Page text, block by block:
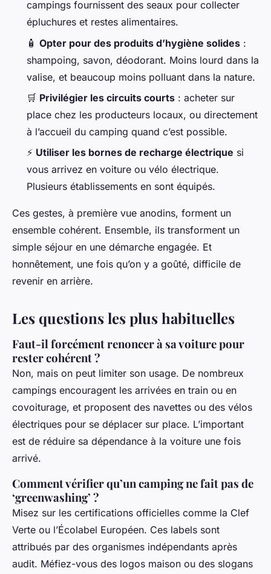
campings fournissent des seaux pour collecter
épluchures et restes alimentaires.
🧴 Opter pour des produits d’hygiène solides :
shampoing, savon, déodorant. Moins lourd dans la
valise, et beaucoup moins polluant dans la nature.
🛒 Privilégier les circuits courts : acheter sur
place chez les producteurs locaux, ou directement
à l’accueil du camping quand c’est possible.
⚡ Utiliser les bornes de recharge électrique si
vous arrivez en voiture ou vélo électrique.
Plusieurs établissements en sont équipés.
Ces gestes, à première vue anodins, forment un
ensemble cohérent. Ensemble, ils transforment un
simple séjour en une démarche engagée. Et
honnêtement, une fois qu’on y a goûté, difficile de
revenir en arrière.
Les questions les plus habituelles
Faut-il forcément renoncer à sa voiture pour
rester cohérent ?
Non, mais on peut limiter son usage. De nombreux
campings encouragent les arrivées en train ou en
covoiturage, et proposent des navettes ou des vélos
électriques pour se déplacer sur place. L’important
est de réduire sa dépendance à la voiture une fois
arrivé.
Comment vérifier qu’un camping ne fait pas de
‘greenwashing’ ?
Misez sur les certifications officielles comme la Clef
Verte ou l’Écolabel Européen. Ces labels sont
attribués par des organismes indépendants après
audit. Méfiez-vous des logos maison ou des slogans